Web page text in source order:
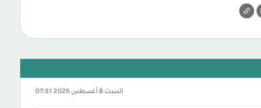
السبت 8 أغسطس 2026 07:51